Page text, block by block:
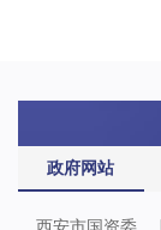
政府网站